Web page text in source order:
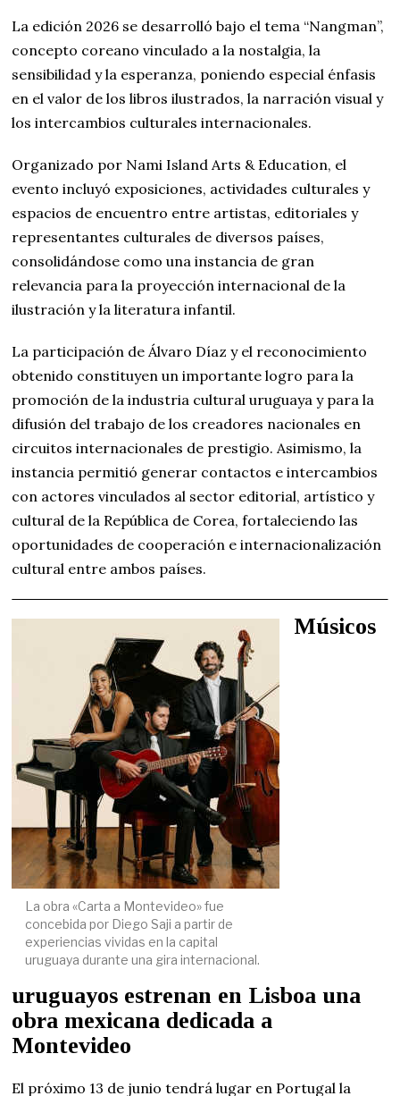
La edición 2026 se desarrolló bajo el tema “Nangman”,
concepto coreano vinculado a la nostalgia, la
sensibilidad y la esperanza, poniendo especial énfasis
en el valor de los libros ilustrados, la narración visual y
los intercambios culturales internacionales.
Organizado por Nami Island Arts & Education, el
evento incluyó exposiciones, actividades culturales y
espacios de encuentro entre artistas, editoriales y
representantes culturales de diversos países,
consolidándose como una instancia de gran
relevancia para la proyección internacional de la
ilustración y la literatura infantil.
La participación de Álvaro Díaz y el reconocimiento
obtenido constituyen un importante logro para la
promoción de la industria cultural uruguaya y para la
difusión del trabajo de los creadores nacionales en
circuitos internacionales de prestigio. Asimismo, la
instancia permitió generar contactos e intercambios
con actores vinculados al sector editorial, artístico y
cultural de la República de Corea, fortaleciendo las
oportunidades de cooperación e internacionalización
cultural entre ambos países.
La obra «Carta a Montevideo» fue
concebida por Diego Saji a partir de
experiencias vividas en la capital
uruguaya durante una gira internacional.
Músicos
uruguayos estrenan en Lisboa una
obra mexicana dedicada a
Montevideo
El próximo 13 de junio tendrá lugar en Portugal la